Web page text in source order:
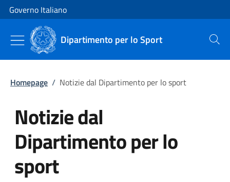
Vai al contenuto
Vai alla navigazione del sito
Governo Italiano
Dipartimento per lo Sport Cerca
Homepage / Notizie dal Dipartimento per lo sport
Notizie dal
Dipartimento per lo
sport